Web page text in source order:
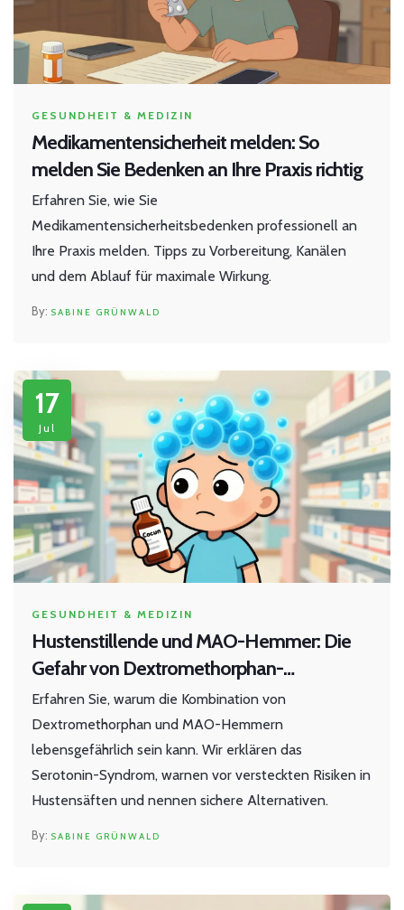
GESUNDHEIT & MEDIZIN
Medikamentensicherheit melden: So
melden Sie Bedenken an Ihre Praxis richtig
Erfahren Sie, wie Sie
Medikamentensicherheitsbedenken professionell an
Ihre Praxis melden. Tipps zu Vorbereitung, Kanälen
und dem Ablauf für maximale Wirkung.
SABINE GRÜNWALD
17
Jul
GESUNDHEIT & MEDIZIN
Hustenstillende und MAO-Hemmer: Die
Gefahr von Dextromethorphan-
Interaktionen
Erfahren Sie, warum die Kombination von
Dextromethorphan und MAO-Hemmern
lebensgefährlich sein kann. Wir erklären das
Serotonin-Syndrom, warnen vor versteckten Risiken in
Hustensäften und nennen sichere Alternativen.
SABINE GRÜNWALD